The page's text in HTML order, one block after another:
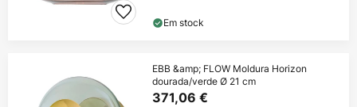
Em stock
EBB &amp; FLOW Moldura Horizon
dourada/verde Ø 21 cm
371,06 €